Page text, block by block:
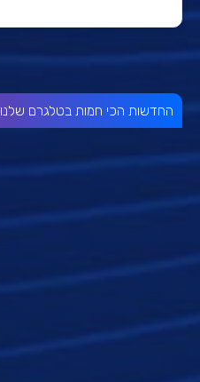
החדשות הכי חמות בטלגרם שלנו